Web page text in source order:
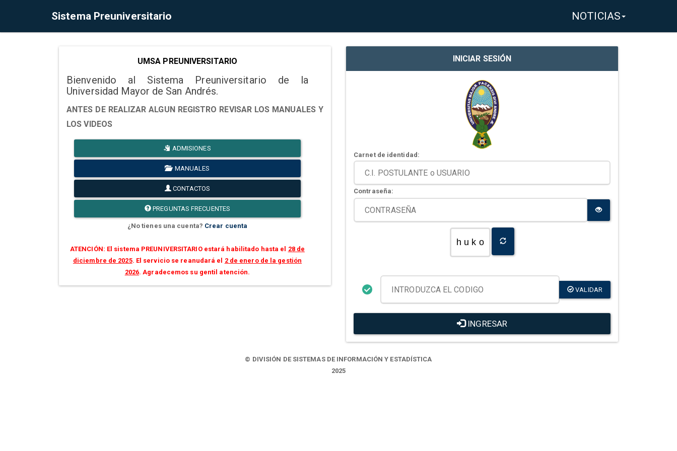
Sistema Preuniversitario NOTICIAS
UMSA PREUNIVERSITARIO
Bienvenido al Sistema Preuniversitario de la
Universidad Mayor de San Andrés.
ANTES DE REALIZAR ALGUN REGISTRO REVISAR LOS MANUALES Y
LOS VIDEOS
ADMISIONES
MANUALES
CONTACTOS
PREGUNTAS FRECUENTES
¿No tienes una cuenta? Crear cuenta
ATENCIÓN: El sistema PREUNIVERSITARIO estará habilitado hasta el 28 de
diciembre de 2025. El servicio se reanudará el 2 de enero de la gestión
2026. Agradecemos su gentil atención.
INICIAR SESIÓN
Carnet de identidad:
Contraseña:
h u k o
VALIDAR
INGRESAR
© DIVISIÓN DE SISTEMAS DE INFORMACIÓN Y ESTADÍSTICA
2025